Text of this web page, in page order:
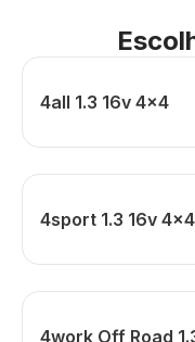
4all 1.3 16v 4x4
4sport 1.3 16v 4x4
4work Off Road